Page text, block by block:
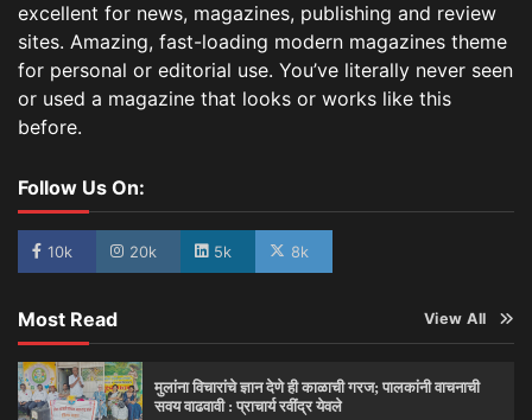
excellent for news, magazines, publishing and review
sites. Amazing, fast-loading modern magazines theme
for personal or editorial use. You’ve literally never seen
or used a magazine that looks or works like this
before.
Follow Us On:
10k 20k 5k 8k
Most Read View All
मुलांना विचारांचे ज्ञान देणे ही काळाची गरज; पालकांनी वाचनाची
सवय वाढवावी : प्राचार्य रवींद्र येवले